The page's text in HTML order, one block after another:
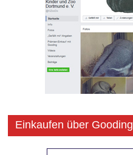
Einkaufen über Gooding